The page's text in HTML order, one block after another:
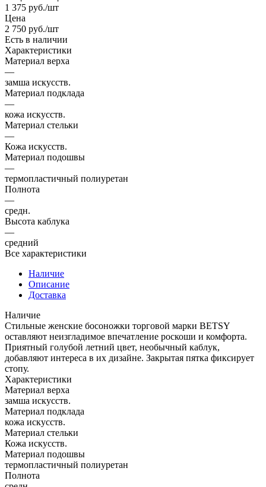
1 375 руб./шт
Цена
2 750 руб./шт
Есть в наличии
Характеристики
Материал верха
—
замша искусств.
Материал подклада
—
кожа искусств.
Материал стельки
—
Кожа искусств.
Материал подошвы
—
термопластичный полиуретан
Полнота
—
средн.
Высота каблука
—
средний
Все характеристики
Наличие
Описание
Доставка
Наличие
Стильные женские босоножки торговой марки BETSY
оставляют неизгладимое впечатление роскоши и комфорта.
Приятный голубой летний цвет, необычный каблук,
добавляют интереса в их дизайне. Закрытая пятка фиксирует
стопу.
Характеристики
Материал верха
замша искусств.
Материал подклада
кожа искусств.
Материал стельки
Кожа искусств.
Материал подошвы
термопластичный полиуретан
Полнота